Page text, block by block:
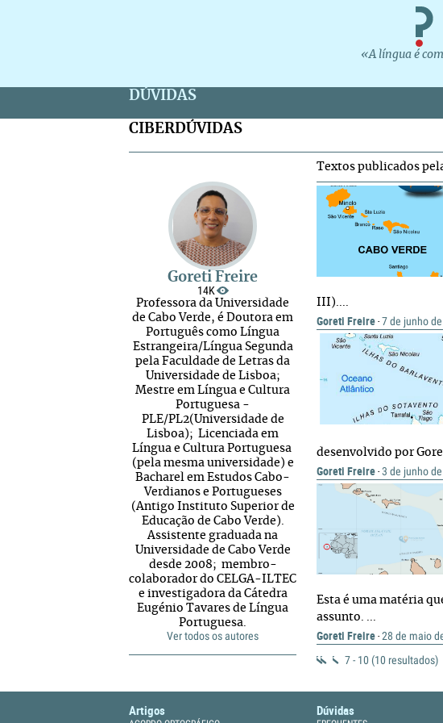
«A língua é
DÚVIDAS
CIBERDÚVIDAS
Goreti Freire
14K
Professora da Universidade
de Cabo Verde, é Doutora em
Português como Língua
Estrangeira/Língua Segunda
pela Faculdade de Letras da
Universidade de Lisboa;
Mestre em Língua e Cultura
Portuguesa -
PLE/PL2(Universidade de
Lisboa); Licenciada em
Língua e Cultura Portuguesa
(pela mesma universidade) e
Bacharel em Estudos Cabo-
Verdianos e Portugueses
(Antigo Instituto Superior de
Educação de Cabo Verde).
Assistente graduada na
Universidade de Cabo Verde
desde 2008; membro-
colaborador do CELGA-ILTEC
e investigadora da Cátedra
Eugénio Tavares de Língua
Portuguesa.
Ver todos os autores
Textos publicados
III)....
Goreti Freire · 7 de junho
desenvolvido por
Goreti Freire · 3 de junho
Esta é uma matéria
assunto. ...
Goreti Freire · 28 de maio
7 - 10 (10 resultados)
Artigos Dúvidas